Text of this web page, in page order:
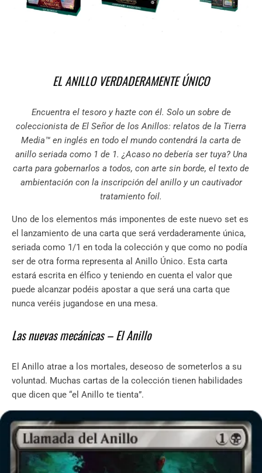
EL ANILLO VERDADERAMENTE ÚNICO
Encuentra el tesoro y hazte con él. Solo un sobre de
coleccionista de El Señor de los Anillos: relatos de la Tierra
Media™ en inglés en todo el mundo contendrá la carta de
anillo seriada como 1 de 1. ¿Acaso no debería ser tuya? Una
carta para gobernarlos a todos, con arte sin borde, el texto de
ambientación con la inscripción del anillo y un cautivador
tratamiento foil.
Uno de los elementos más imponentes de este nuevo set es
el lanzamiento de una carta que será verdaderamente única,
seriada como 1/1 en toda la colección y que como no podía
ser de otra forma representa al Anillo Único. Esta carta
estará escrita en élfico y teniendo en cuenta el valor que
puede alcanzar podéis apostar a que será una carta que
nunca veréis jugandose en una mesa.
Las nuevas mecánicas – El Anillo
El Anillo atrae a los mortales, deseoso de someterlos a su
voluntad. Muchas cartas de la colección tienen habilidades
que dicen que “el Anillo te tienta”.